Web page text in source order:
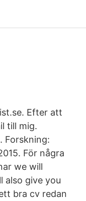
Efter att
till mig.
Forskning:
För några
we will
also give you
bra cv redan